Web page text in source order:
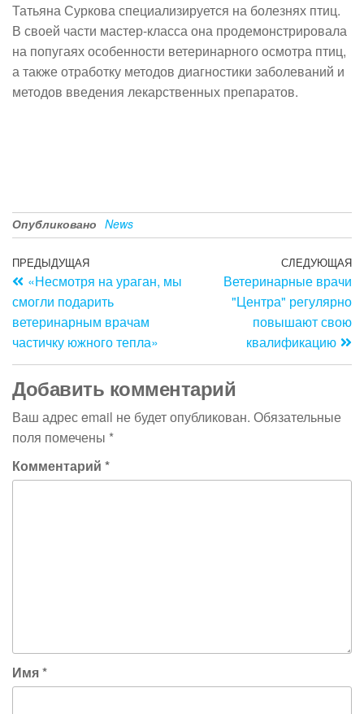
Татьяна Суркова специализируется на болезнях птиц.
В своей части мастер-класса она продемонстрировала
на попугаях особенности ветеринарного осмотра птиц,
а также отработку методов диагностики заболеваний и
методов введения лекарственных препаратов.
Опубликовано News
Навигация
по
записям
Предыдущая
запись
ПРЕДЫДУЩАЯ
«Несмотря на ураган, мы
смогли подарить
ветеринарным врачам
частичку южного тепла»
СЛЕДУЮЩАЯ
Ветеринарные врачи
"Центра" регулярно
повышают свою
квалификацию
Добавить комментарий
Ваш адрес email не будет опубликован. Обязательные
поля помечены *
Комментарий *
Имя*